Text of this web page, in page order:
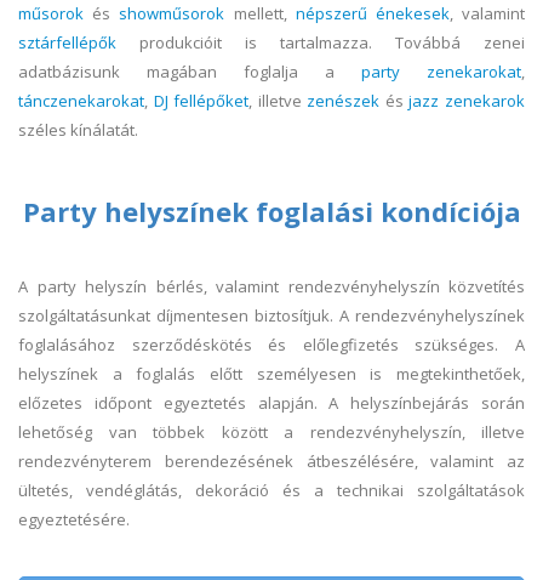
műsorok és showműsorok mellett, népszerű énekesek, valamint
sztárfellépők produkcióit is tartalmazza. Továbbá zenei
adatbázisunk magában foglalja a party zenekarokat,
tánczenekarokat, DJ fellépőket, illetve zenészek ésjazz zenekarok
széles kínálatát.
Party helyszínek foglalási kondíciója
A party helyszín bérlés, valamint rendezvényhelyszín közvetítés
szolgáltatásunkat díjmentesen biztosítjuk. A rendezvényhelyszínek
foglalásához szerződéskötés és előlegfizetés szükséges. A
helyszínek a foglalás előtt személyesen is megtekinthetőek,
előzetes időpont egyeztetés alapján. A helyszínbejárás során
lehetőség van többek között a rendezvényhelyszín, illetve
rendezvényterem berendezésének átbeszélésére, valamint az
ültetés, vendéglátás, dekoráció és a technikai szolgáltatások
egyeztetésére.